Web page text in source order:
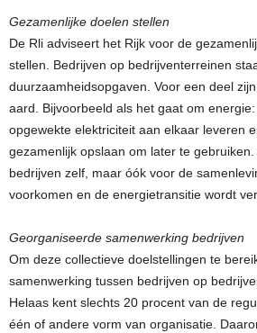
Gezamenlijke doelen stellen
De Rli adviseert het Rijk voor de
stellen. Bedrijven op bedrijventerreinen
duurzaamheidsopgaven. Voor een deel
aard. Bijvoorbeeld als het gaat om
opgewekte elektriciteit aan elkaar leveren
gezamenlijk opslaan om later te
bedrijven zelf, maar óók voor de
voorkomen en de energietransitie wordt
Georganiseerde samenwerking bedrijven
Om deze collectieve doelstellingen te
samenwerking tussen bedrijven op
Helaas kent slechts 20 procent van de
één of andere vorm van organisatie.